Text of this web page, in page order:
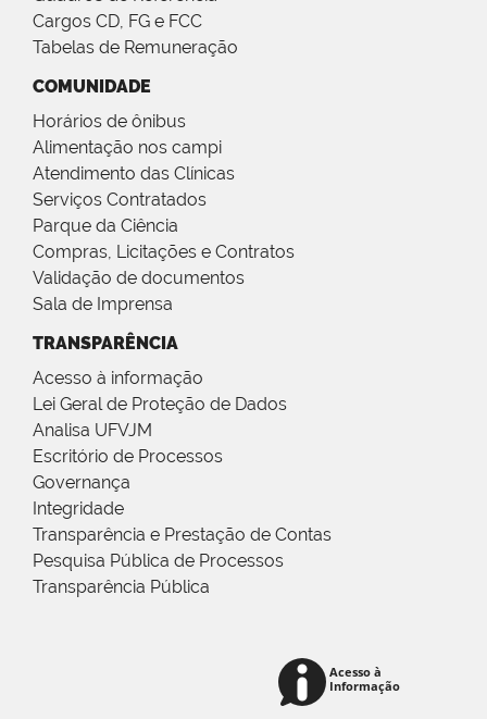
Cargos CD, FG e FCC
Tabelas de Remuneração
COMUNIDADE
Horários de ônibus
Alimentação nos campi
Atendimento das Clínicas
Serviços Contratados
Parque da Ciência
Compras, Licitações e Contratos
Validação de documentos
Sala de Imprensa
TRANSPARÊNCIA
Acesso à informação
Lei Geral de Proteção de Dados
Analisa UFVJM
Escritório de Processos
Governança
Integridade
Transparência e Prestação de Contas
Pesquisa Pública de Processos
Transparência Pública